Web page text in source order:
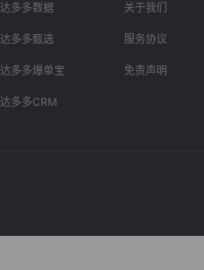
达多多数据
达多多甄选
达多多爆单宝
达多多CRM
关于我们
服务协议
免责声明